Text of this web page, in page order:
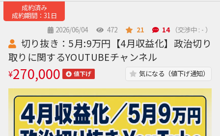
成約済み
成約期間：31日
2026/06/04
472 21 14 （交渉中 : - ）
切り抜き：5月:9万円【4月収益化】政治切り
取りに関するYOUTUBEチャンネル
¥270,000 値下げ 気になる（値下げ通知）